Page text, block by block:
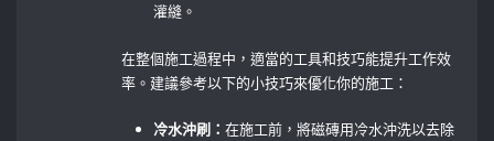
灌縫。
在整個施工過程中，適當的工具和技巧能提升工作效
率。建議參考以下的小技巧來優化你的施工：
冷水沖刷：在施工前，將磁磚用冷水沖洗以去除